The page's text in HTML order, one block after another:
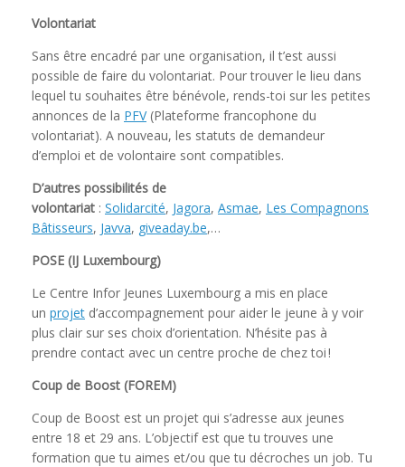
Volontariat
Sans être encadré par une organisation, il t’est aussi
possible de faire du volontariat. Pour trouver le lieu dans
lequel tu souhaites être bénévole, rends-toi sur les petites
annonces de la PFV(Plateforme francophone du
volontariat). A nouveau, les statuts de demandeur
d’emploi et de volontaire sont compatibles.
D’autres possibilités de
volontariat : Solidarcité, Jagora, Asmae, Les Compagnons
Bâtisseurs, Javva, giveaday.be,…
POSE (IJ Luxembourg)
Le Centre Infor Jeunes Luxembourg a mis en place
un projet d’accompagnement pour aider le jeune à y voir
plus clair sur ses choix d’orientation. N’hésite pas à
prendre contact avec un centre proche de chez toi !
Coup de Boost (FOREM)
Coup de Boost est un projet qui s’adresse aux jeunes
entre 18 et 29 ans. L’objectif est que tu trouves une
formation que tu aimes et/ou que tu décroches un job. Tu